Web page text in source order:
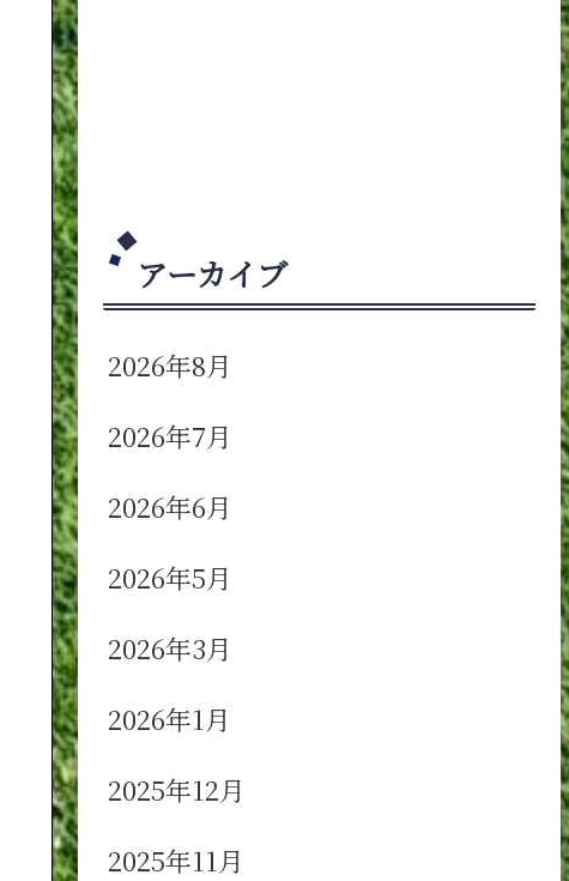
アーカイブ
2026年8月
2026年7月
2026年6月
2026年5月
2026年3月
2026年1月
2025年12月
2025年11月